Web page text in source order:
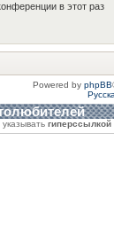
в этот раз
Powered by phpBB
гиперссылкой